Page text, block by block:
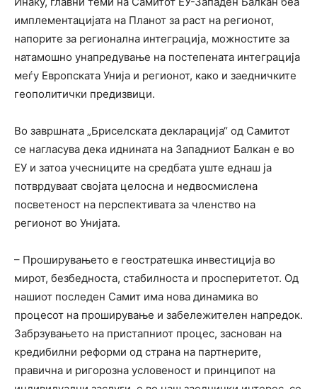
имплементацијата на Планот за раст на регионот,
напорите за регионална интеграција, можностите за
натамошно унапредување на постепената интеграција
меѓу Европската Унија и регионот, како и заедничките
геополитички предизвици.
Во завршната „Бриселската декларација“ од Самитот
се нагласува дека иднината на Западниот Балкан е во
ЕУ и затоа учесниците на средбата уште еднаш ја
потврдуваат својата целосна и недвосмислена
посветеност на перспективата за членство на
регионот во Унијата.
– Проширувањето е геостратешка инвестиција во
мирот, безбедноста, стабилноста и просперитетот. Од
нашиот последен Самит има нова динамика во
процесот на проширување и забележителен напредок.
Забрзувањето на пристапниот процес, заснован на
кредибилни реформи од страна на партнерите,
правична и ригорозна условеност и принципот на